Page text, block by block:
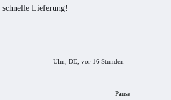
Lieferung!
Ulm, DE, vor 16 Stunden
Pause